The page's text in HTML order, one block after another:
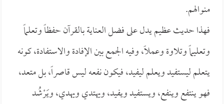
منوالهم.
فهذا حديث عظيم يدل على فضل العناية بالقرآن حفظاً وتعلماً
وتعليماً وتلاوة وعملاً، وفيه الجمع بين الإفادة والاستفادة، كونه
يتعلم ليستفيد ويعلم ليفيد، فيكون نفعه ليس قاصراً، بل متعد،
فهو ينتفع وينفع، ويستفيد ويفيد، ويهتدي ويهدي، ويَرْشُد